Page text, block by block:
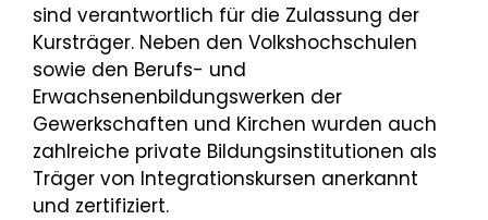
sind verantwortlich für die Zulassung der
Kursträger. Neben den Volkshochschulen
sowie den Berufs- und
Erwachsenenbildungswerken der
Gewerkschaften und Kirchen wurden auch
zahlreiche private Bildungsinstitutionen als
Träger von Integrationskursen anerkannt
und zertifiziert.